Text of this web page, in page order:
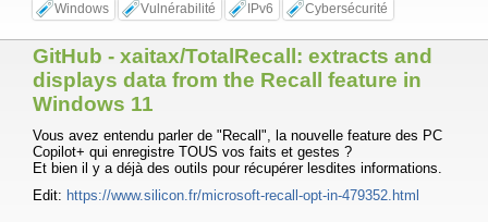
Windows Vulnérabilité IPv6 Cybersécurité
GitHub - xaitax/TotalRecall: extracts and
displays data from the Recall feature in
Windows 11
Vous avez entendu parler de "Recall", la nouvelle feature des PC
Copilot+ qui enregistre TOUS vos faits et gestes ?
Et bien il y a déjà des outils pour récupérer lesdites informations.
Edit: https://www.silicon.fr/microsoft-recall-opt-in-479352.html